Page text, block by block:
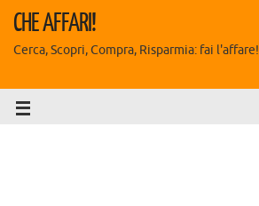
CHE AFFARI!
Cerca, Scopri, Compra, Risparmia: fai l'affare!